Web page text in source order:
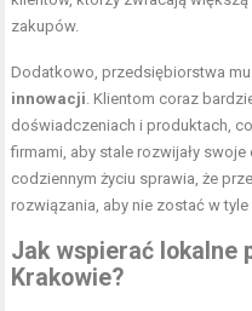
zakupów.
Dodatkowo, przedsiębiorstwa
innowacji. Klientom coraz
doświadczeniach i produktach,
firmami, aby stale rozwijały
codziennym życiu sprawia, że
rozwiązania, aby nie zostać w
Jak wspierać lokalne
Krakowie?